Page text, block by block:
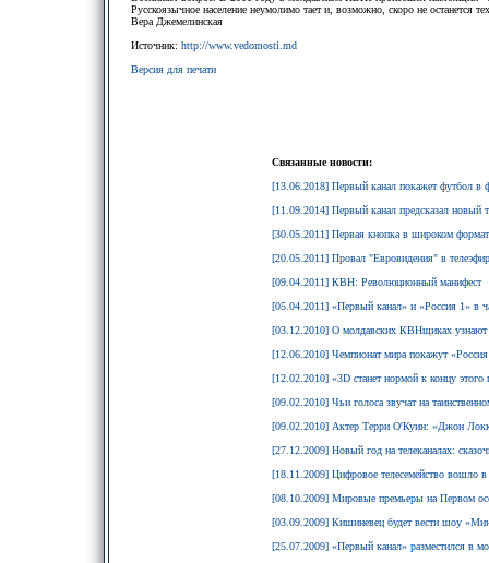
Русскоязычное население неумолимо тает и, возможно, скоро не
Вера Джемелинская
Источник: http://www.vedomosti.md
Версия для печати
Связанные новости:
[13.06.2018] Первый канал покажет футбол в
[11.09.2014] Первый канал предсказал новый
[30.05.2011] Первая кнопка в широком
[20.05.2011] Провал "Евровидения" в
[09.04.2011] КВН: Революционный манифест
[05.04.2011] «Первый канал» и «Россия 1»
[03.12.2010] О молдавских КВНщиках узнают
[12.06.2010] Чемпионат мира покажут
[12.02.2010] «3D станет нормой к концу этого
[09.02.2010] Чьи голоса звучат на
[09.02.2010] Актер Терри О'Куин: «Джон Локк
[27.12.2009] Новый год на телеканалах:
[18.11.2009] Цифровое телесемейство вошло
[08.10.2009] Мировые премьеры на Первом
[03.09.2009] Кишиневец будет вести шоу
[25.07.2009] «Первый канал» разместился в